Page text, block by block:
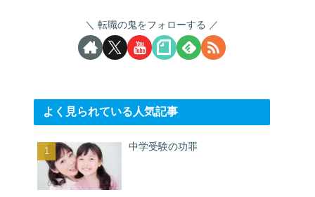
転職の鬼をフォローする
よく見られている人気記事
中学受験の功罪